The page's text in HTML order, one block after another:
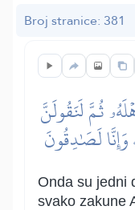
Broj stranice: 381
ثُمَّ لَنَقُولَنَّ
لَصَٰدِقُونَ
Onda su jedni
svako zakune